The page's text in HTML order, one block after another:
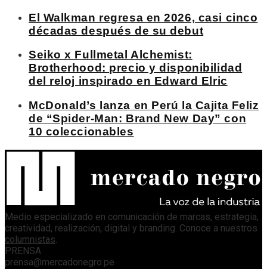
El Walkman regresa en 2026, casi cinco
décadas después de su debut
Seiko x Fullmetal Alchemist:
Brotherhood: precio y disponibilidad
del reloj inspirado en Edward Elric
McDonald’s lanza en Perú la Cajita Feliz
de “Spider-Man: Brand New Day” con
10 coleccionables
Medio especializado en comunicación de marcas, estrategia,
creatividad, realización, digital y branding. Conoce a nuestros
columnistas
PRENSA
prensa@mercadonegro.pe